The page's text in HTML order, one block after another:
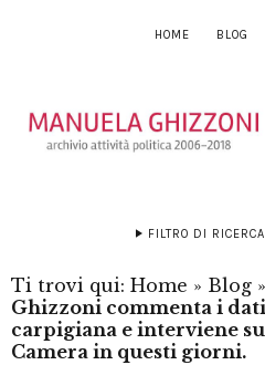
HOME BLOG
FILTRO DI
Ti trovi qui: Home » Blog »
Ghizzoni commenta i
carpigiana e interviene
Camera in questi giorni.